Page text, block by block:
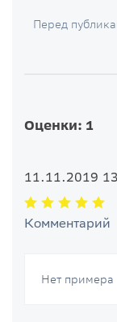
Перед
Оценки: 1
11.11.2019
Комментарий
Нет примера